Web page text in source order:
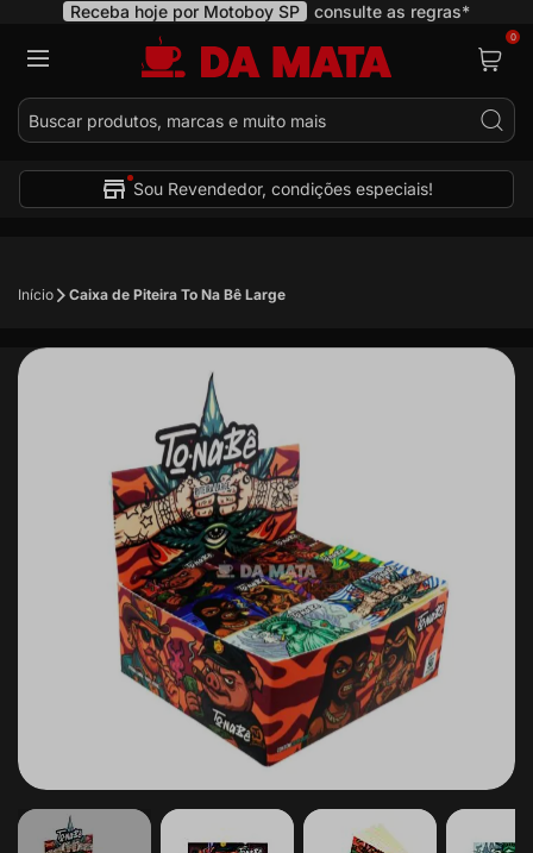
Receba hoje por Motoboy SP consulte as regras*
0
Sou Revendedor, condições especiais!
Início Caixa de Piteira To Na Bê Large
Pular
para